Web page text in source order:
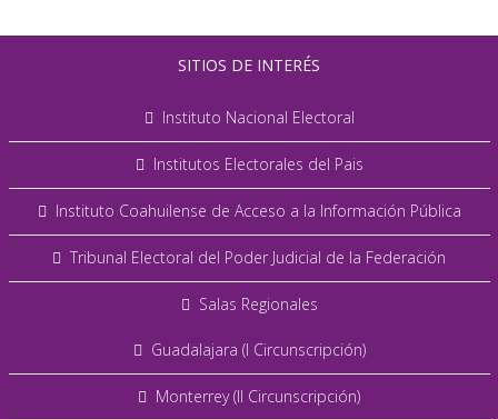
SITIOS DE INTERÉS
Instituto Nacional Electoral
Institutos Electorales del Pais
Instituto Coahuilense de Acceso a la Información Pública
Tribunal Electoral del Poder Judicial de la Federación
Salas Regionales
Guadalajara (I Circunscripción)
Monterrey (II Circunscripción)